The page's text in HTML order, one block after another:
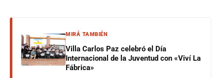
MIRÁ TAMBIÉN
Villa Carlos Paz celebró el Día
Internacional de la Juventud con «Viví La
Fábrica»